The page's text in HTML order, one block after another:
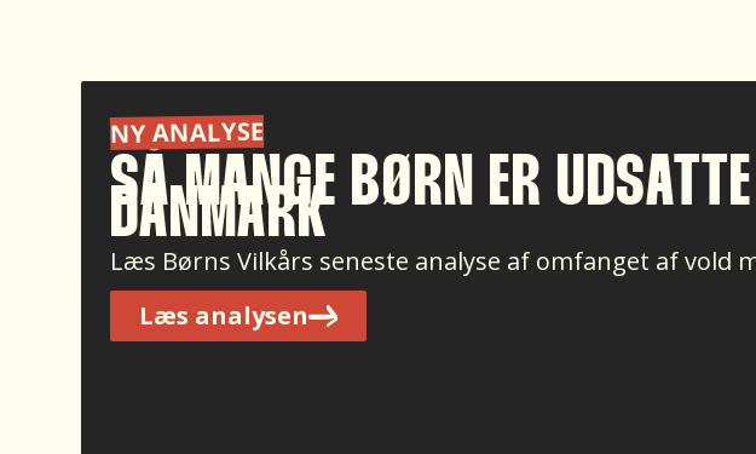
NY ANALYSE
SÅ MANGE BØRN ER UDSATTE
DANMARK
Læs Børns Vilkårs seneste analyse af omfanget af vold
Læs analysen